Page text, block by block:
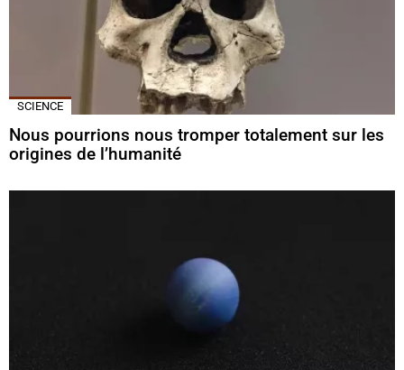
SCIENCE
Nous pourrions nous tromper totalement sur les
origines de l’humanité